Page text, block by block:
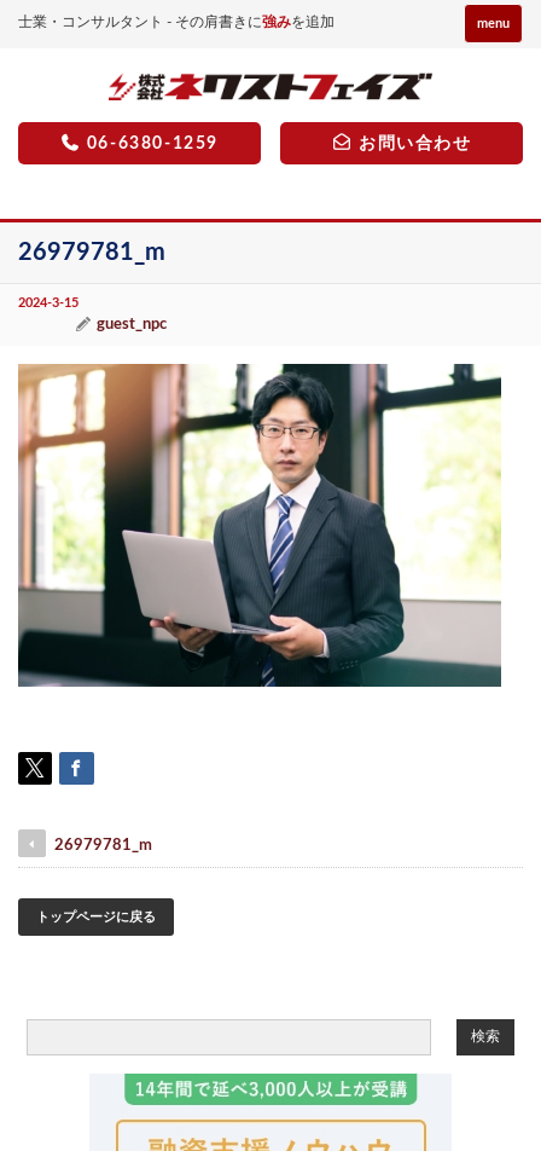
士業・コンサルタント - その肩書きに強みを追加 menu
06-6380-1259 お問い合わせ
26979781_m
2024-3-15
guest_npc
26979781_m
トップページに戻る